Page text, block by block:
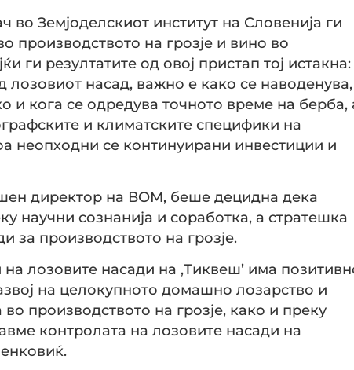
во Земјоделскиот институт на Словенија ги
производството на грозје и вино во
ги резултатите од овој пристап тој истакна:
лозовиот насад, важно е како се наводенува,
и кога се одредува точното време на берба,
и климатските специфики на
неопходни се континуирани инвестиции и
директор на ВОМ, беше децидна дека
научни сознанија и соработка, а стратешка
за производството на грозје.
лозовите насади на ‚Тиквеш’ има
на целокупното домашно лозарство и
производството на грозје, како и преку
контролата на лозовите насади на